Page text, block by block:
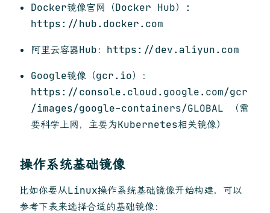
Docker镜像官网（Docker Hub）:
https://hub.docker.com
阿里云容器Hub：https://dev.aliyun.com
Google镜像（gcr.io）：
https://console.cloud.google.com/gcr
/images/google-containers/GLOBAL （需
要科学上网，主要为Kubernetes相关镜像）
操作系统基础镜像
比如你要从Linux操作系统基础镜像开始构建，可以
参考下表来选择合适的基础镜像：